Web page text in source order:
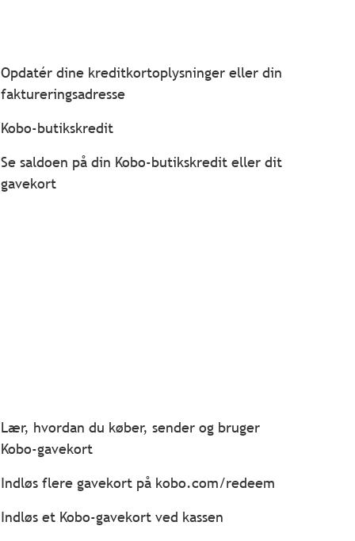
Opdatér dine kreditkortoplysninger eller din
faktureringsadresse
Kobo-butikskredit
Se saldoen på din Kobo-butikskredit eller dit
gavekort
Lær, hvordan du køber, sender og bruger
Kobo-gavekort
Indløs flere gavekort på kobo.com/redeem
Indløs et Kobo-gavekort ved kassen